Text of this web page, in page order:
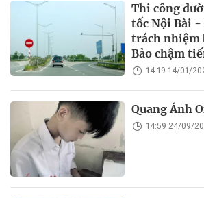
Thi công
tốc Nội Bài -
trách nhiệm
Bảo chậm
14:19 14/01/
Quang Ánh
14:59 24/09/